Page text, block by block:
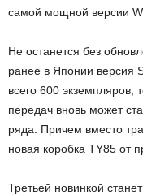
самой мощной версии
Не останется без
ранее в Японии версия
всего 600 экземпляров,
передач вновь может
ряда. Причем вместо
новая коробка TY85 от
Третьей новинкой